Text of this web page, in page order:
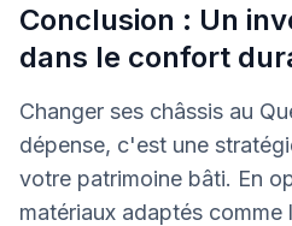
Conclusion : Un
dans le confort
Changer ses châssis au
dépense, c'est une
votre patrimoine bâti. En
matériaux adaptés